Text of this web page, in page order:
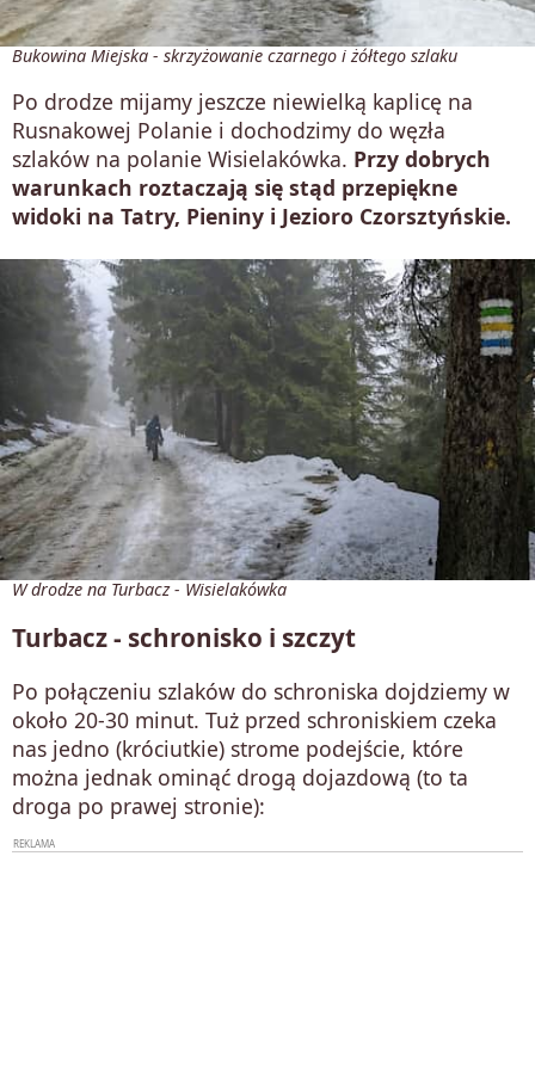
Bukowina Miejska - skrzyżowanie czarnego i żółtego szlaku
Po drodze mijamy jeszcze niewielką kaplicę na
Rusnakowej Polanie i dochodzimy do węzła
szlaków na polanie Wisielakówka. Przy dobrych
warunkach roztaczają się stąd przepiękne
widoki na Tatry, Pieniny i Jezioro Czorsztyńskie.
W drodze na Turbacz - Wisielakówka
Turbacz - schronisko i szczyt
Po połączeniu szlaków do schroniska dojdziemy w
około 20-30 minut. Tuż przed schroniskiem czeka
nas jedno (króciutkie) strome podejście, które
można jednak ominąć drogą dojazdową (to ta
droga po prawej stronie):